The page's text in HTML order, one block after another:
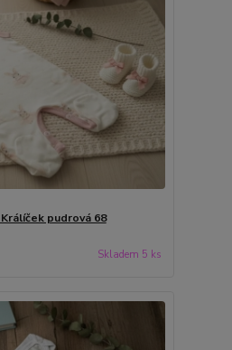
pudrová 68
Skladem 5 ks